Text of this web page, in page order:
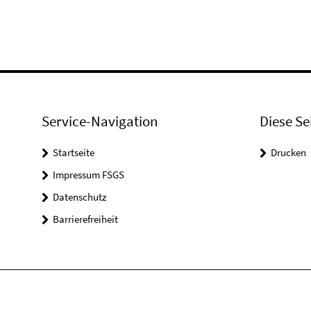
Service-Navigation
Startseite
Impressum FSGS
Datenschutz
Barrierefreiheit
Diese
Drucken